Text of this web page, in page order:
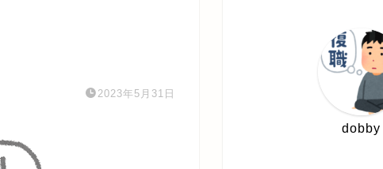
2023年5月31日
dobby